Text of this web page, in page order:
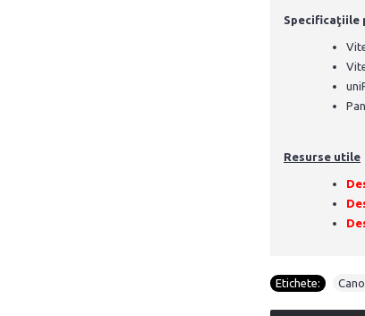
Specificaţiile
Resurse utile
Etichete: